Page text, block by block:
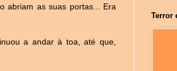
abriam as suas portas... Era
a andar à toa, até que,
Terror